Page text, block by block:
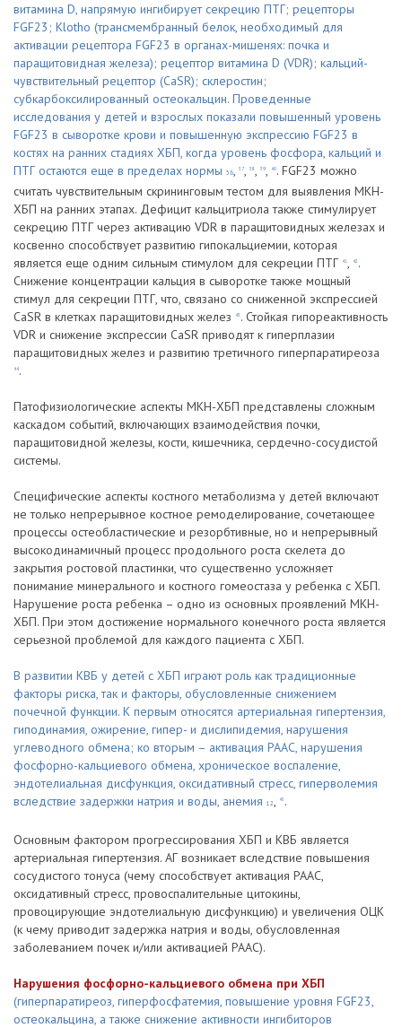
витамина D, напрямую ингибирует секрецию ПТГ; рецепторы
FGF23; Klotho (трансмембранный белок, необходимый для
активации рецептора FGF23 в органах-мишенях: почка и
паращитовидная железа); рецептор витамина D (VDR); кальций-
чувствительный рецептор (CaSR); склеростин;
субкарбоксилированный остеокальцин. Проведенные
исследования у детей и взрослых показали повышенный уровень
FGF23 в сыворотке крови и повышенную экспрессию FGF23 в
костях на ранних стадиях ХБП, когда уровень фосфора, кальций и
ПТГ остаются еще в пределах нормы 36, 37, 38, 39, 40. FGF23 можно
считать чувствительным скрининговым тестом для выявления МКН-
ХБП на ранних этапах. Дефицит кальцитриола также стимулирует
секрецию ПТГ через активацию VDR в паращитовидных железах и
косвенно способствует развитию гипокальциемии, которая
является еще одним сильным стимулом для секреции ПТГ
41, 42 .
Снижение концентрации кальция в сыворотке также мощный
стимул для секреции ПТГ, что, связано со сниженной экспрессией
CaSR в клетках паращитовидных желез
43 . Стойкая гипореактивность
VDR и снижение экспрессии CaSR приводят к гиперплазии
паращитовидных желез и развитию третичного гиперпаратиреоза
44.
Патофизиологические аспекты МКН-ХБП представлены сложным
каскадом событий, включающих взаимодействия почки,
паращитовидной железы, кости, кишечника, сердечно-сосудистой
системы.
Специфические аспекты костного метаболизма у детей включают
не только непрерывное костное ремоделирование, сочетающее
процессы остеобластические и резорбтивные, но и непрерывный
высокодинамичный процесс продольного роста скелета до
закрытия ростовой пластинки, что существенно усложняет
понимание минерального и костного гомеостаза у ребенка с ХБП.
Нарушение роста ребенка – одно из основных проявлений МКН-
ХБП. При этом достижение нормального конечного роста является
серьезной проблемой для каждого пациента с ХБП.
В развитии КВБ у детей с ХБП играют роль как традиционные
факторы риска, так и факторы, обусловленные снижением
почечной функции. К первым относятся артериальная гипертензия,
гиподинамия, ожирение, гипер- и дислипидемия, нарушения
углеводного обмена; ко вторым – активация РААС, нарушения
фосфорно-кальциевого обмена, хроническое воспаление,
эндотелиальная дисфункция, оксидативный стресс, гиперволемия
вследствие задержки натрия и воды, анемия 12, 45 .
Основным фактором прогрессирования ХБП и КВБ является
артериальная гипертензия. АГ возникает вследствие повышения
сосудистого тонуса (чему способствует активация РААС,
оксидативный стресс, провоспалительные цитокины,
провоцирующие эндотелиальную дисфункцию) и увеличения ОЦК
(к чему приводит задержка натрия и воды, обусловленная
заболеванием почек и/или активацией РААС).
Нарушения фосфорно-кальциевого обмена при ХБП
(гиперпаратиреоз, гиперфосфатемия, повышение уровня FGF23,
остеокальцина, а также снижение активности ингибиторов